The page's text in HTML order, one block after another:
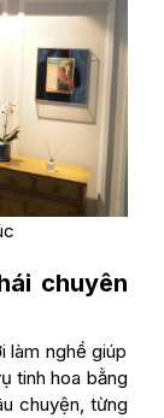
chuyên
làm nghề giúp
tinh hoa bằng
chuyện, từng